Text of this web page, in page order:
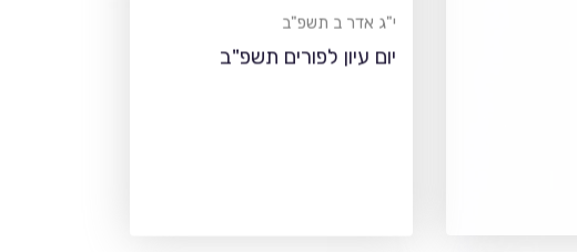
י"ג אדר ב תשפ"ב
יום עיון לפורים תשפ"ב